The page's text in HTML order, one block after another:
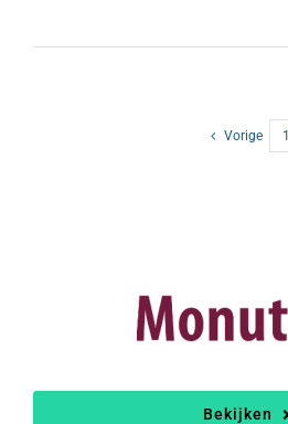
Vorige 1
Bekijken